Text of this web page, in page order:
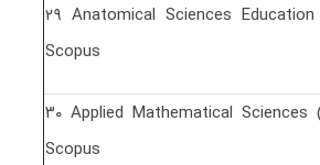
٢٩ Anatomical Sciences Education 1935-9772 WoS,
Scopus
٣٠ Applied Mathematical Sciences (AMS) 1312-885x
Scopus